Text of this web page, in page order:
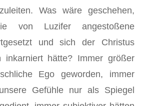
Was wäre geschehen,
von Luzifer angestoßene
und sich der Christus
inkarniert hätte? Immer größer
Ego geworden, immer
Gefühle nur als Spiegel